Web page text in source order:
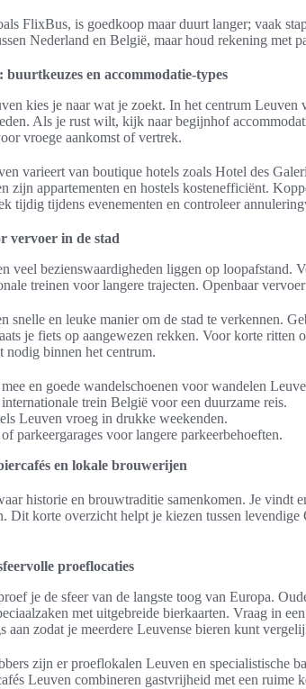
FlixBus, is goedkoop maar duurt langer; vaak
Nederland en België, maar houd rekening met
en accommodatie-types
kies je naar wat je zoekt. In het centrum
Als je rust wilt, kijk naar begijnhof
vroege aankomst of vertrek.
varieert van boutique hotels zoals Hotel des
zijn appartementen en hostels kostenefficiënt.
tijdig tijdens evenementen en controleer
vervoer in de stad
veel bezienswaardigheden liggen op loopafstand.
treinen voor langere trajecten. Openbaar
snelle en leuke manier om de stad te verkennen.
je fiets op aangewezen rekken. Voor korte ritten
nodig binnen het centrum.
en goede wandelschoenen voor wandelen
trein België voor een duurzame reis.
Leuven vroeg in drukke weekenden.
parkeergarages voor langere parkeerbehoeften.
en lokale brouwerijen
historie en brouwtraditie samenkomen. Je vindt
Dit korte overzicht helpt je kiezen tussen levendige
proeflocaties
je de sfeer van de langste toog van Europa.
met uitgebreide bierkaarten. Vraag in
aan zodat je meerdere Leuvense bieren kunt
zijn er proeflokalen Leuven en specialistische
Leuven combineren gastvrijheid met een ruime